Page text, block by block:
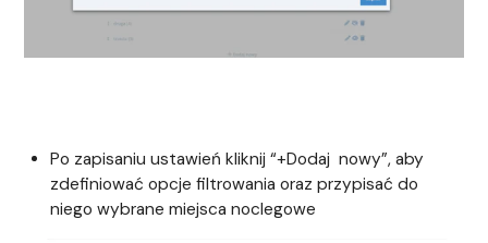
Po zapisaniu ustawień kliknij “+Dodaj nowy”, aby
zdefiniować opcje filtrowania oraz przypisać do
niego wybrane miejsca noclegowe